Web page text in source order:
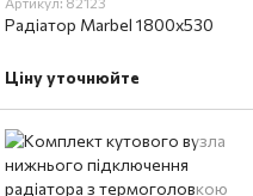
Радіатор Marbel 1800x530
Ціну уточнюйте